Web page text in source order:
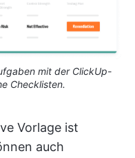
mit der ClickUp-
Checklisten.
Vorlage ist
auch